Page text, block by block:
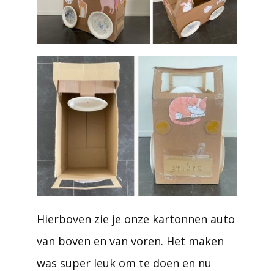
Hierboven zie je onze kartonnen auto
van boven en van voren. Het maken
was super leuk om te doen en nu